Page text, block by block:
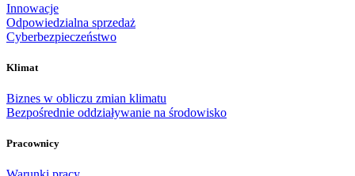
Innowacje
Odpowiedzialna sprzedaż
Cyberbezpieczeństwo
Klimat
Biznes w obliczu zmian klimatu
Bezpośrednie oddziaływanie na środowisko
Pracownicy